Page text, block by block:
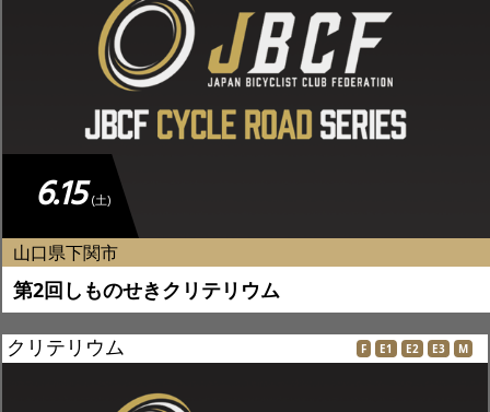
6.15 (土)
山口県下関市
第2回しものせきクリテリウム
クリテリウム F E1 E2 E3 M